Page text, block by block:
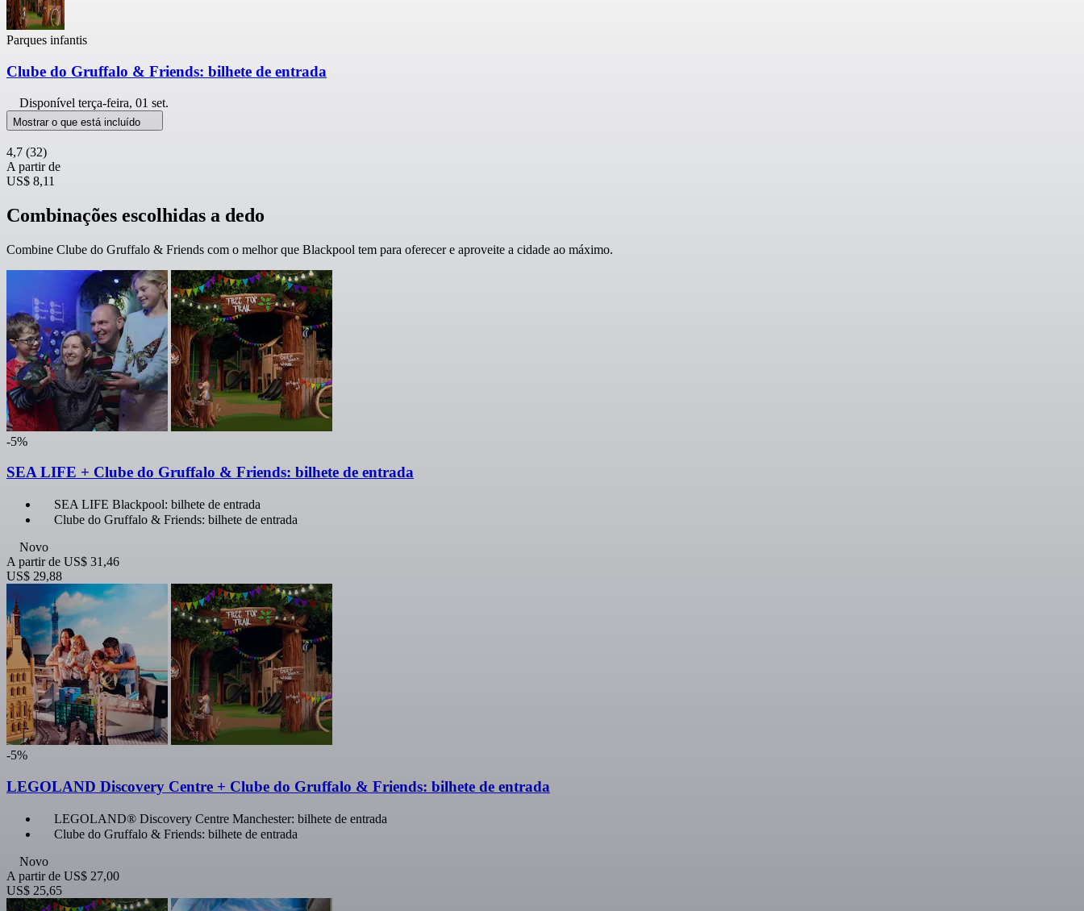
Parques infantis
Clube do Gruffalo & Friends: bilhete de entrada
Disponível terça-feira, 01 set.
Mostrar o que está incluído
4,7 (32)
A partir de
US$ 8,11
Combinações escolhidas a dedo
Combine Clube do Gruffalo & Friends com o melhor que Blackpool tem para oferecer e aproveite a cidade ao máximo.
-5%
SEA LIFE + Clube do Gruffalo & Friends: bilhete de entrada
SEA LIFE Blackpool: bilhete de entrada
Clube do Gruffalo & Friends: bilhete de entrada
Novo
A partir de US$ 31,46
US$ 29,88
-5%
LEGOLAND Discovery Centre + Clube do Gruffalo & Friends: bilhete de entrada
LEGOLAND® Discovery Centre Manchester: bilhete de entrada
Clube do Gruffalo & Friends: bilhete de entrada
Novo
A partir de US$ 27,00
US$ 25,65